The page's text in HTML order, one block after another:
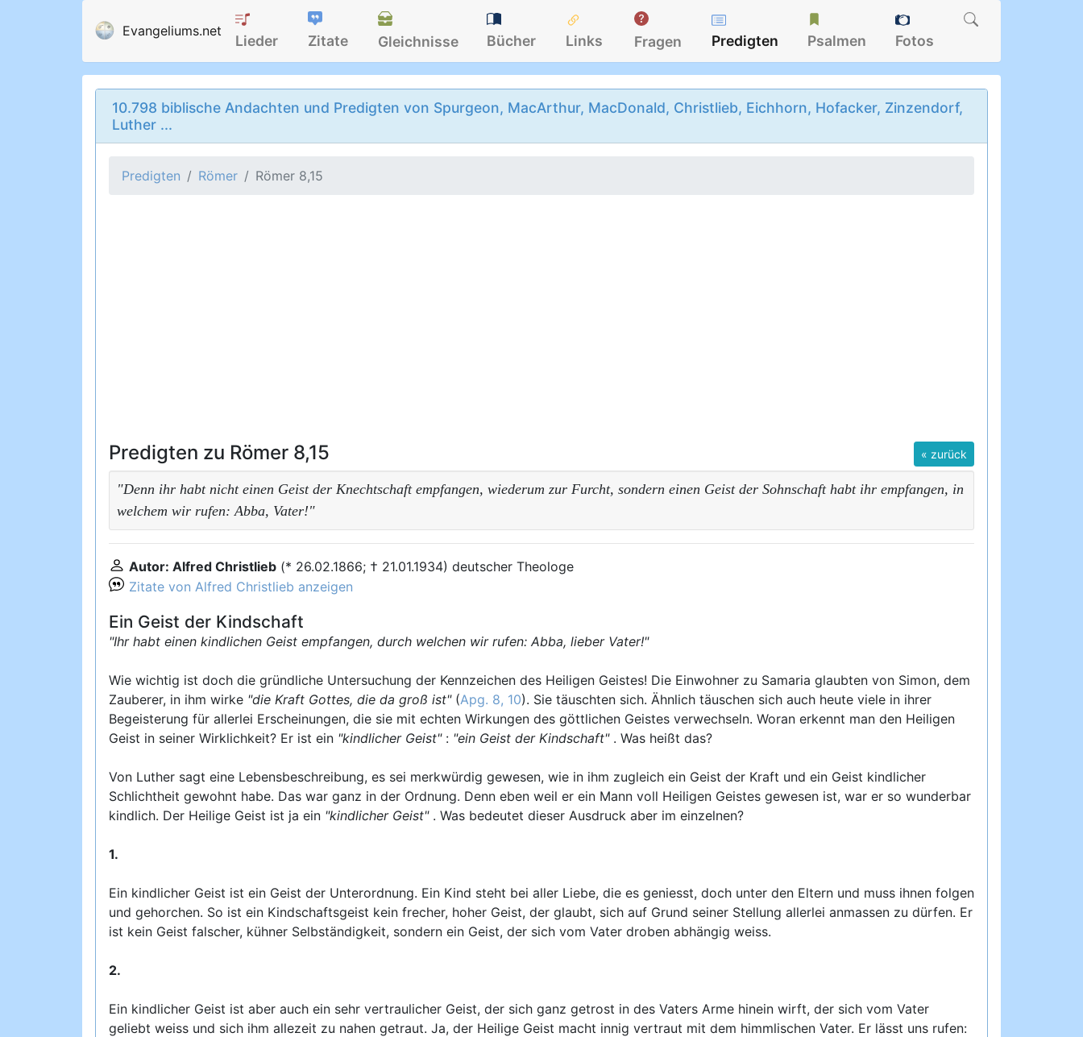
Evangeliums.net
Lieder Zitate Gleichnisse Bücher Links Fragen Predigten Psalmen Fotos
10.798 biblische Andachten und Predigten von Spurgeon, MacArthur, MacDonald, Christlieb, Eichhorn, Hofacker, Zinzendorf,
Luther ...
Predigten Römer Römer 8,15
« zurück
Predigten zu Römer 8,15
"Denn ihr habt nicht einen Geist der Knechtschaft empfangen, wiederum zur Furcht, sondern einen Geist der Sohnschaft habt ihr empfangen, in
welchem wir rufen: Abba, Vater!"
Autor: Alfred Christlieb (* 26.02.1866; † 21.01.1934) deutscher Theologe
Zitate von Alfred Christlieb anzeigen
Ein Geist der Kindschaft
"Ihr habt einen kindlichen Geist empfangen, durch welchen wir rufen: Abba, lieber Vater!"
Wie wichtig ist doch die gründliche Untersuchung der Kennzeichen des Heiligen Geistes! Die Einwohner zu Samaria glaubten von Simon, dem
Zauberer, in ihm wirke "die Kraft Gottes, die da groß ist"(Apg. 8, 10). Sie täuschten sich. Ähnlich täuschen sich auch heute viele in ihrer
Begeisterung für allerlei Erscheinungen, die sie mit echten Wirkungen des göttlichen Geistes verwechseln. Woran erkennt man den Heiligen
Geist in seiner Wirklichkeit? Er ist ein "kindlicher Geist": "ein Geist der Kindschaft". Was heißt das?
Von Luther sagt eine Lebensbeschreibung, es sei merkwürdig gewesen, wie in ihm zugleich ein Geist der Kraft und ein Geist kindlicher
Schlichtheit gewohnt habe. Das war ganz in der Ordnung. Denn eben weil er ein Mann voll Heiligen Geistes gewesen ist, war er so wunderbar
kindlich. Der Heilige Geist ist ja ein "kindlicher Geist". Was bedeutet dieser Ausdruck aber im einzelnen?
1.
Ein kindlicher Geist ist ein Geist der Unterordnung. Ein Kind steht bei aller Liebe, die es geniesst, doch unter den Eltern und muss ihnen folgen
und gehorchen. So ist ein Kindschaftsgeist kein frecher, hoher Geist, der glaubt, sich auf Grund seiner Stellung allerlei anmassen zu dürfen. Er
ist kein Geist falscher, kühner Selbständigkeit, sondern ein Geist, der sich vom Vater droben abhängig weiss.
2.
Ein kindlicher Geist ist aber auch ein sehr vertraulicher Geist, der sich ganz getrost in des Vaters Arme hinein wirft, der sich vom Vater
geliebt weiss und sich ihm allezeit zu nahen getraut. Ja, der Heilige Geist macht innig vertraut mit dem himmlischen Vater. Er lässt uns rufen: